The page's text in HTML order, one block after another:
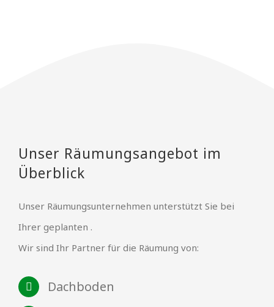
Unser Räumungsangebot im
Überblick
Unser Räumungsunternehmen unterstützt Sie bei
Ihrer geplanten .
Wir sind Ihr Partner für die Räumung von:
Dachboden